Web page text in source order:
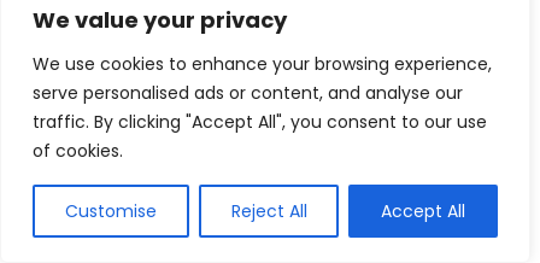
We value your privacy
We use cookies to enhance your browsing experience,
serve personalised ads or content, and analyse our
traffic. By clicking "Accept All", you consent to our use
of cookies.
Customise Reject All Accept All
oferecendo cores vibrantes e rolagem suave.
O Galaxy S24 Ultra suporta 5G?
Sim, o Galaxy S24 Ultra conta com conectividade 5G
para navegação rápida e estável em redes móveis
de última geração.